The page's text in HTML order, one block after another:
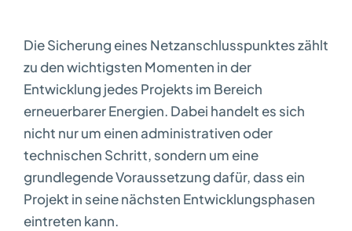
Die Sicherung eines Netzanschlusspunktes zählt
zu den wichtigsten Momenten in der
Entwicklung jedes Projekts im Bereich
erneuerbarer Energien. Dabei handelt es sich
nicht nur um einen administrativen oder
technischen Schritt, sondern um eine
grundlegende Voraussetzung dafür, dass ein
Projekt in seine nächsten Entwicklungsphasen
eintreten kann.